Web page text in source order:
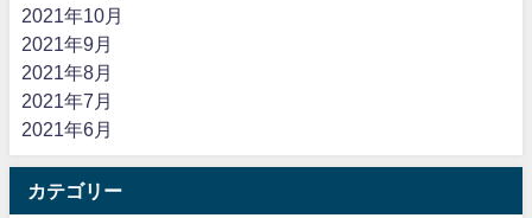
2021年10月
2021年9月
2021年8月
2021年7月
2021年6月
カテゴリー